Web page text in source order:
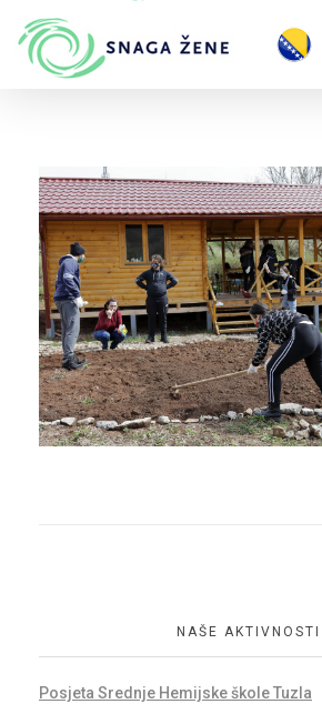
NAŠE AKTIVNOSTI
Posjeta Srednje Hemijske škole Tuzla